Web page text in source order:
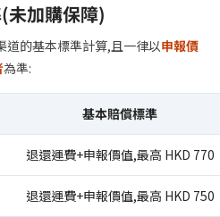
未加購保障)
道的基本標準計算,且一律以申報價
為準:
基本賠償標準
退還運費+申報價值,最高 HKD 770
退還運費+申報價值,最高 HKD 750